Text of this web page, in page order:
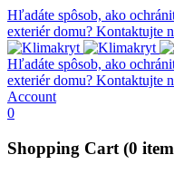
Hľadáte spôsob, ako
exteriér domu? Kontaktujte
Hľadáte spôsob, ako
exteriér domu? Kontaktujte
Account
0
Shopping Cart (0